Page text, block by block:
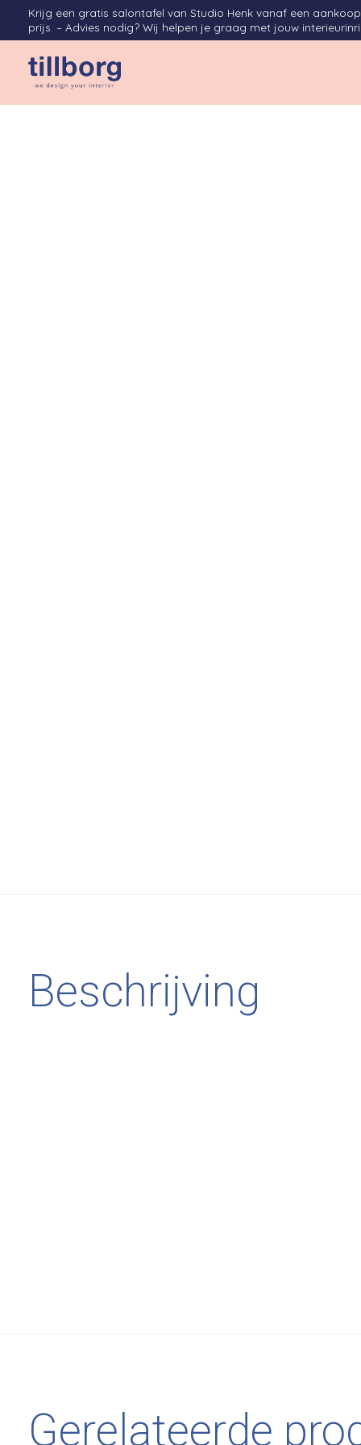
Krijg een gratis salontafel van Studio Henk vanaf een
prijs. – Advies nodig? Wij helpen je graag met jouw
Beschrijving
Gerelateerde